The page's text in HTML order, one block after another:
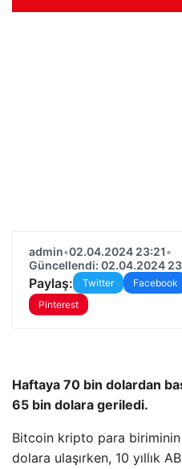
admin•02.04.2024 23:21•
Güncellendi: 02.04.2024
Paylaş: Twitter Facebook
Pinterest
Haftaya 70 bin dolardan
65 bin dolara geriledi.
Bitcoin kripto para
dolara ulaşırken, 10 yıllık